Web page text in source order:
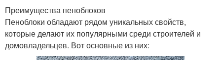
Преимущества пеноблоков
Пеноблоки обладают рядом уникальных свойств,
которые делают их популярными среди строителей и
домовладельцев. Вот основные из них: